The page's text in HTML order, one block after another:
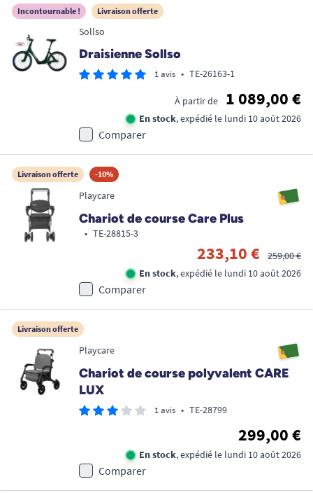
Incontournable ! Livraison offerte
Sollso
Draisienne Sollso
1 avis • TE-26163-1
À partir de 1 089,00 €
En stock, expédié le lundi 10 août 2026
Comparer
Livraison offerte -10%
Playcare
Chariot de course Care Plus
• TE-28815-3
233,10 €
259,00 €
En stock, expédié le lundi 10 août 2026
Comparer
Livraison offerte
Playcare
Chariot de course polyvalent CARE
LUX
1 avis • TE-28799
299,00 €
En stock, expédié le lundi 10 août 2026
Comparer